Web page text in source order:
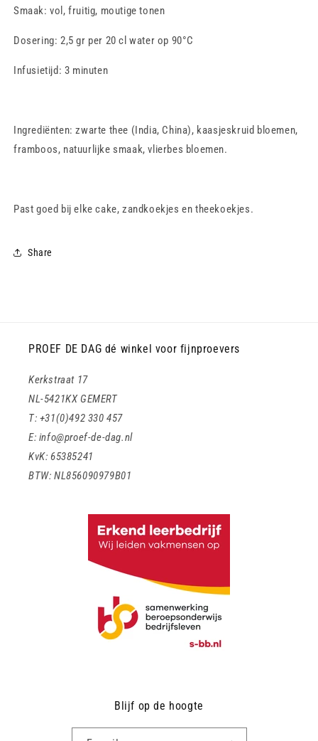
Smaak: vol, fruitig, moutige tonen
Dosering: 2,5 gr per 20 cl water op 90°C
Infusietijd: 3 minuten
Ingrediënten: zwarte thee (India, China), kaasjeskruid bloemen,
framboos, natuurlijke smaak, vlierbes bloemen.
Past goed bij elke cake, zandkoekjes en theekoekjes.
Share
PROEF DE DAG dé winkel voor fijnproevers
Kerkstraat 17
NL-5421KX GEMERT
T: +31(0)492 330 457
E: info@proef-de-dag.nl
KvK: 65385241
BTW: NL856090979B01
Blijf op de hoogte